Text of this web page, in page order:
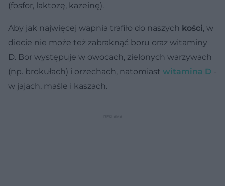
(fosfor, laktozę, kazeinę).
Aby jak najwięcej wapnia trafiło do naszych kości, w
diecie nie może też zabraknąć boru oraz witaminy
D. Bor występuje w owocach, zielonych warzywach
(np. brokułach) i orzechach, natomiast witamina D -
w jajach, maśle i kaszach.